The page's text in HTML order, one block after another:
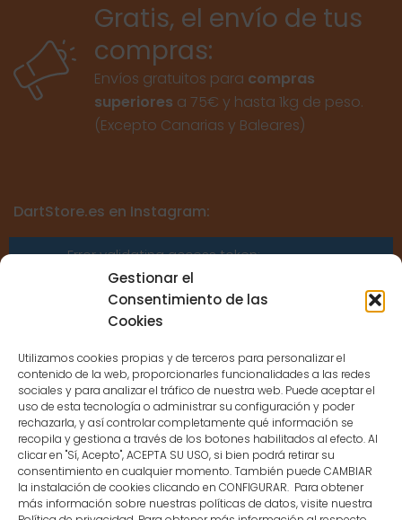
Gestionar el
Consentimiento de las
Cookies
Utilizamos cookies propias y de terceros para personalizar el
contenido de la web, proporcionarles funcionalidades a las redes
sociales y para analizar el tráfico de nuestra web. Puede aceptar el
uso de esta tecnología o administrar su configuración y poder
rechazarla, y así controlar completamente qué información se
recopila y gestiona a través de los botones habilitados al efecto. Al
clicar en "Sí, Acepto", ACEPTA SU USO, si bien podrá retirar su
consentimiento en cualquier momento. También puede CAMBIAR
la instalación de cookies clicando en CONFIGURAR. Para obtener
más información sobre nuestras políticas de datos, visite nuestra
Gratis, el envío de tus
compras:
Envíos gratuitos para compras
superiores a 75€ y hasta 1kg de peso.
(Excepto Canarias y Baleares)
DartStore.es en Instagram:
Error validating access token:
Sessions for the user are not allowed
because the user is not a confirmed
CONTACTO
MENÚ PRINCIPAL